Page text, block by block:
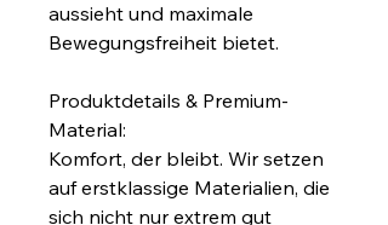
aussieht und maximale
Bewegungsfreiheit bietet.
Produktdetails & Premium-
Material:
Komfort, der bleibt. Wir setzen
auf erstklassige Materialien, die
sich nicht nur extrem gut